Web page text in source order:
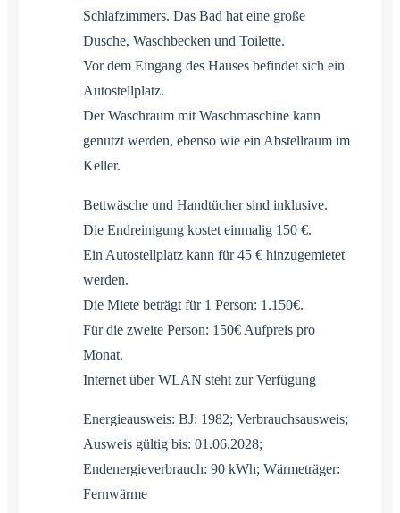
Schlafzimmers. Das Bad hat eine große
Dusche, Waschbecken und Toilette.
Vor dem Eingang des Hauses befindet sich ein
Autostellplatz.
Der Waschraum mit Waschmaschine kann
genutzt werden, ebenso wie ein Abstellraum im
Keller.
Bettwäsche und Handtücher sind inklusive.
Die Endreinigung kostet einmalig 150 €.
Ein Autostellplatz kann für 45 € hinzugemietet
werden.
Die Miete beträgt für 1 Person: 1.150€.
Für die zweite Person: 150€ Aufpreis pro
Monat.
Internet über WLAN steht zur Verfügung
Energieausweis: BJ: 1982; Verbrauchsausweis;
Ausweis gültig bis: 01.06.2028;
Endenergieverbrauch: 90 kWh; Wärmeträger:
Fernwärme